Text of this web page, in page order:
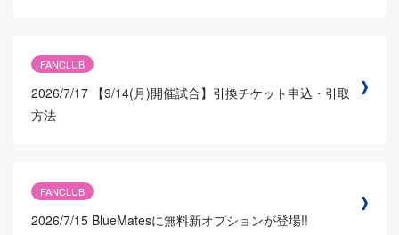
FANCLUB
2026/7/17 【9/14(月)開催試合】引換チケット申込・引取
方法
FANCLUB
2026/7/15 BlueMatesに無料新オプションが登場!!